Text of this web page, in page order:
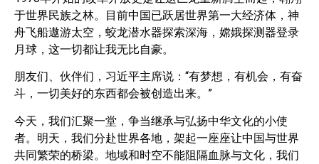
于世界民族之林。目前中国已跃居世界第一大经济体，神
舟飞船遨游太空，蛟龙潜水器探索深海，嫦娥探测器登录
月球，这一切都让我无比自豪。
朋友们、伙伴们，习近平主席说：“有梦想，有机会，有奋
斗，一切美好的东西都会被创造出来。”
今天，我们汇聚一堂，争当继承与弘扬中华文化的小使
者。明天，我们分赴世界各地，架起一座座让中国与世界
共同繁荣的桥梁。地域和时空不能阻隔血脉与文化，我们